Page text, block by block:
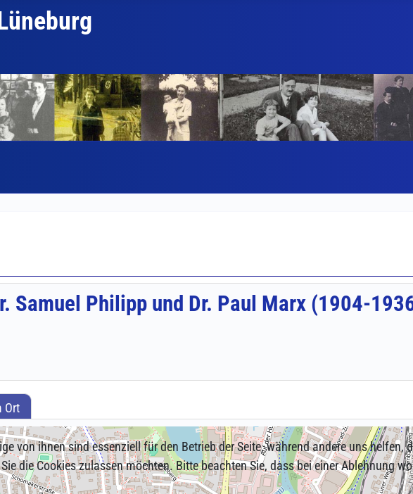
von ihnen sind essenziell für den Betrieb der Seite, während andere uns
die Cookies zulassen möchten. Bitte beachten Sie, dass bei einer Ablehnung